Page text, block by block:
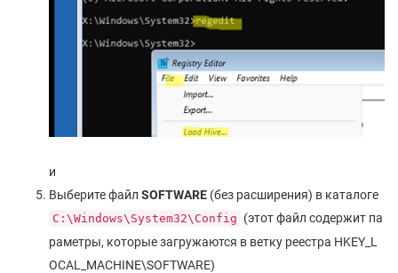
и
Выберите файл SOFTWARE (без расширения) в каталоге
C:\Windows\System32\Config (этот файл содержит па
раметры, которые загружаются в ветку реестра HKEY_L
OCAL_MACHINE\SOFTWARE)